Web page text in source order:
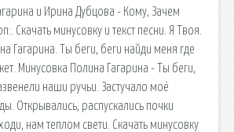
и Ирина Дубцова - Кому, Зачем
Скачать минусовку и текст песни. Я Твоя.
Гагарина. Ты беги, беги найди меня где
Минусовка Полина Гагарина - Ты беги,
наши ручьи. Застучало моё
Открывались, распускались почки
нам теплом свети. Скачать минусовку